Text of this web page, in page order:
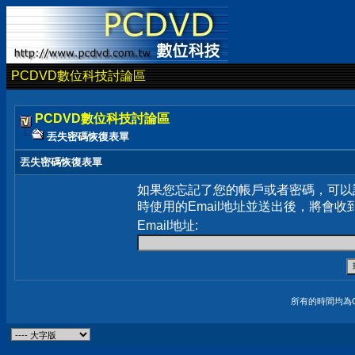
PCDVD數位科技討論區
PCDVD數位科技討論區
丟失密碼恢復表單
丟失密碼恢復表單
如果您忘記了您的帳戶或者密碼，可
時使用的Email地址並送出後，將會收
Email地址:
所有的時間均為